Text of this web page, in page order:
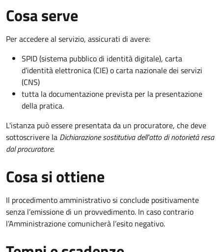
Cosa serve
Per accedere al servizio, assicurati di avere:
SPID (sistema pubblico di identità digitale), carta
d’identità elettronica (CIE) o carta nazionale dei servizi
(CNS)
tutta la documentazione prevista per la presentazione
della pratica.
L'istanza può essere presentata da un procuratore, che deve
sottoscrivere la Dichiarazione sostitutiva dell'atto di notorietà resa
dal procuratore.
Cosa si ottiene
Il procedimento amministrativo si conclude positivamente
senza l’emissione di un provvedimento. In caso contrario
l’Amministrazione comunicherà l’esito negativo.